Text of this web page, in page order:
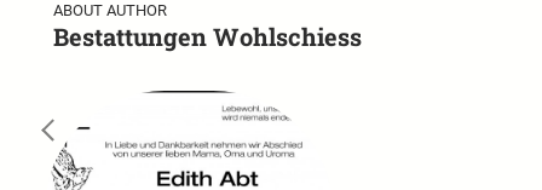
ABOUT AUTHOR
Bestattungen Wohlschiess
←